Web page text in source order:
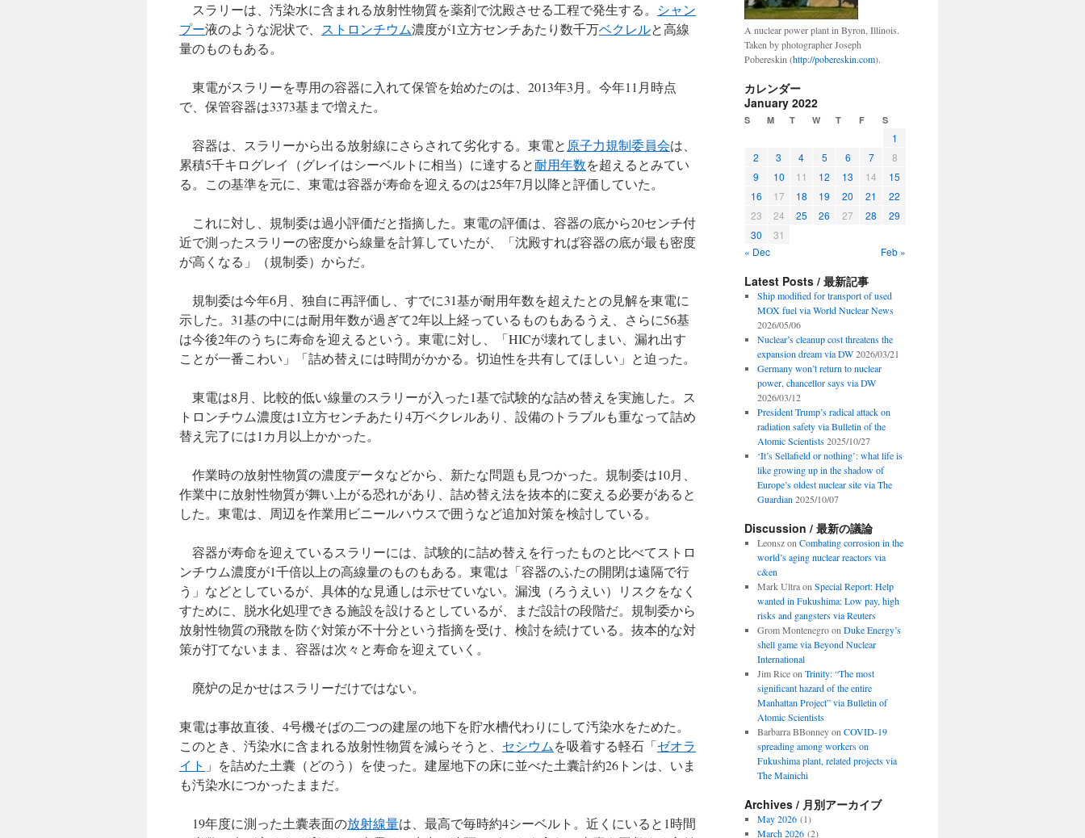
スラリーは、汚染水に含まれる放射性物質を薬剤で沈殿させる工程で発生する。 シャン
プー液のような泥状で、 ストロンチウム濃度が1立方センチあたり数千万ベクレルと高線
量のものもある。
東電がスラリーを専用の容器に入れて保管を始めたのは、2013年3月。今年11月時点
で、保管容器は3373基まで増えた。
容器は、スラリーから出る放射線にさらされて劣化する。東電と 原子力規制委員会は、
累積5千キログレイ（グレイはシーベルトに相当）に達すると耐用年数を超えるとみてい
る。この基準を元に、東電は容器が寿命を迎えるのは25年7月以降と評価していた。
これに対し、規制委は過小評価だと指摘した。東電の評価は、容器の底から20センチ付
近で測ったスラリーの密度から線量を計算していたが、「沈殿すれば容器の底が最も密度
が高くなる」（規制委）からだ。
規制委は今年6月、独自に再評価し、すでに31基が耐用年数を超えたとの見解を東電に
示した。31基の中には耐用年数が過ぎて2年以上経っているものもあるうえ、さらに56基
は今後2年のうちに寿命を迎えるという。東電に対し、「HICが壊れてしまい、漏れ出す
ことが一番こわい」「詰め替えには時間がかかる。切迫性を共有してほしい」と迫った。
東電は8月、比較的低い線量のスラリーが入った1基で試験的な詰め替えを実施した。ス
トロンチウム濃度は1立方センチあたり4万ベクレルあり、設備のトラブルも重なって詰め
替え完了には1カ月以上かかった。
作業時の放射性物質の濃度データなどから、新たな問題も見つかった。規制委は10月、
作業中に放射性物質が舞い上がる恐れがあり、詰め替え法を抜本的に変える必要があると
した。東電は、周辺を作業用ビニールハウスで囲うなど追加対策を検討している。
容器が寿命を迎えているスラリーには、試験的に詰め替えを行ったものと比べてストロ
ンチウム濃度が1千倍以上の高線量のものもある。東電は「容器のふたの開閉は遠隔で行
う」などとしているが、具体的な見通しは示せていない。漏洩（ろうえい）リスクをなく
すために、脱水化処理できる施設を設けるとしているが、まだ設計の段階だ。規制委から
放射性物質の飛散を防ぐ対策が不十分という指摘を受け、検討を続けている。抜本的な対
策が打てないまま、容器は次々と寿命を迎えていく。
廃炉の足かせはスラリーだけではない。
東電は事故直後、4号機そばの二つの建屋の地下を貯水槽代わりにして汚染水をためた。
このとき、汚染水に含まれる放射性物質を減らそうと、 セシウムを吸着する軽石「ゼオラ
イト 」を詰めた土囊（どのう）を使った。建屋地下の床に並べた土囊計約26トンは、いま
も汚染水につかったままだ。
19年度に測った土囊表面の放射線量は、最高で毎時約4シーベルト。近くにいると1時間
A nuclear power plant in Byron, Illinois.
Taken by photographer Joseph
Pobereskin (http://pobereskin.com).
カレンダー
January 2022
S M T W T F S
1
2
3 4 5 6 7
8
9
10 11 12 13 14
15
16
17 18 19 20 21
22
23
24 25 26 27 28
29
30
31
« Dec
Feb »
Latest Posts / 最新記事
Ship modified for transport of used
MOX fuel via World Nuclear News
2026/05/06
Nuclear’s cleanup cost threatens the
expansion dream via DW 2026/03/21
Germany won’t return to nuclear
power, chancellor says via DW
2026/03/12
President Trump’s radical attack on
radiation safety via Bulletin of the
Atomic Scientists 2025/10/27
‘It’s Sellafield or nothing’: what life is
like growing up in the shadow of
Europe’s oldest nuclear site via The
Guardian 2025/10/07
Discussion / 最新の議論
Leonszon Combating corrosion in the
world’s aging nuclear reactors via
c&en
Mark Ultraon Special Report: Help
wanted in Fukushima: Low pay, high
risks and gangsters via Reuters
Grom Montenegroon Duke Energy’s
shell game via Beyond Nuclear
International
Jim Riceon Trinity: “The most
significant hazard of the entire
Manhattan Project” via Bulletin of
Atomic Scientists
Barbarra BBonneyon COVID-19
spreading among workers on
Fukushima plant, related projects via
The Mainichi
Archives / 月別アーカイブ
May 2026(1)
March 2026(2)